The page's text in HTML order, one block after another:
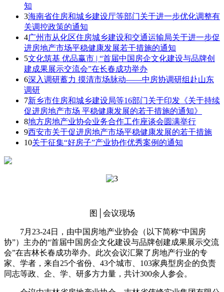
知
3海南省住房和城乡建设厅等部门关于进一步优化调整有
关调控政策的通知
4广州市从化区住房城乡建设和交通运输局关于进一步促
进房地产市场平稳健康发展若干措施的通知
5文化筑基 优品赢市 | “首届中国房企文化建设与品牌创
建成果展示交流会”在长春成功举办
6深入调研蓄力 摸清市场脉动——中房协调研组赴山东
调研
7新乡市住房和城乡建设局等16部门关于印发《关于持续
促进房地产市场 平稳健康发展的若干措施的通知》
8地方房地产业协会业务合作工作座谈会圆满举行
9西安市关于促进房地产市场平稳健康发展的若干措施
10关于征集“好房子”产业协作优秀案例的通知
图│会议现场
7月23-24日，由中国房地产业协会（以下简称“中国房
协”）主办的“首届中国房企文化建设与品牌创建成果展示交流
会”在吉林长春成功举办。此次会议汇聚了房地产行业的专
家、学者，来自25个省份、43个城市、103家典型房企的负责
同志等政、企、学、研多方力量，共计300余人参会。